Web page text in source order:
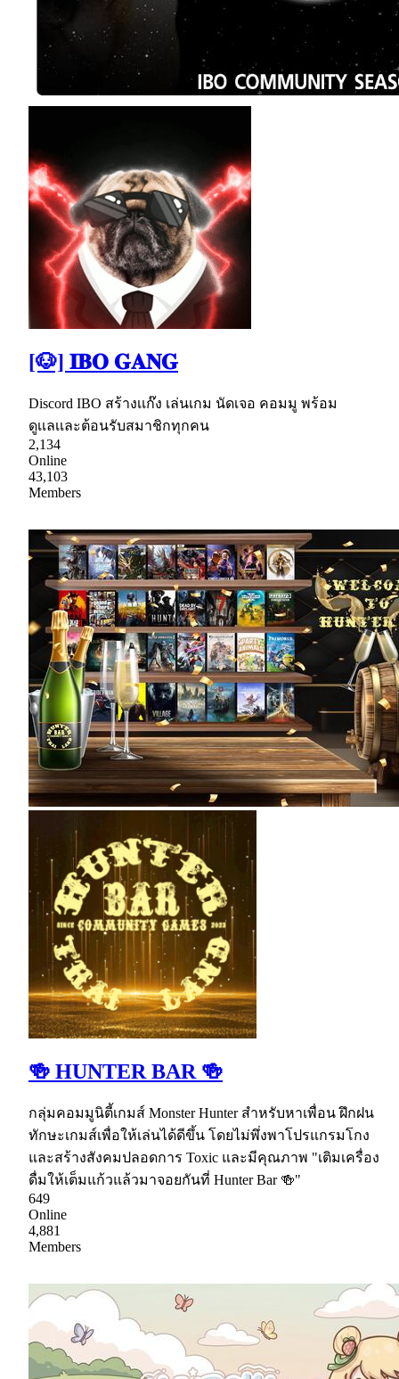
[🐶] 𝐈𝐁𝐎 𝐆𝐀𝐍𝐆
Discord IBO สร้างเเก๊ง เล่นเกม นัดเจอ คอมมู พร้อม
ดูเเลเเละต้อนรับสมาชิกทุกคน
2,134
Online
43,103
Members
🍻 HUNTER BAR 🍻
กลุ่มคอมมูนิตี้เกมส์ Monster Hunter สำหรับหาเพื่อน ฝึกฝน
ทักษะเกมส์เพื่อให้เล่นได้ดีขึ้น โดยไม่พึ่งพาโปรแกรมโกง
และสร้างสังคมปลอดการ Toxic และมีคุณภาพ "เติมเครื่อง
ดื่มให้เต็มแก้วแล้วมาจอยกันที่ Hunter Bar 🍻"
649
Online
4,881
Members